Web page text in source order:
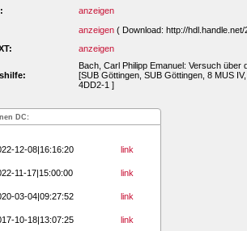
anzeigen
anzeigen ( Download: http://
anzeigen
Bach, Carl Philipp Emanuel: Versuch über
[SUB Göttingen, SUB Göttingen, 8 MUS
4DD2-1 ]
DC:
12-08|16:16:20 link
11-17|15:00:00 link
03-04|09:27:52 link
10-18|13:07:25 link